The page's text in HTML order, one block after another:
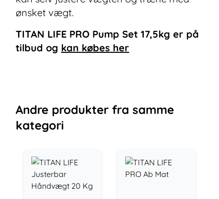
ønsket vægt.
TITAN LIFE PRO Pump Set 17,5kg er på
tilbud og kan købes her
Andre produkter fra samme
kategori